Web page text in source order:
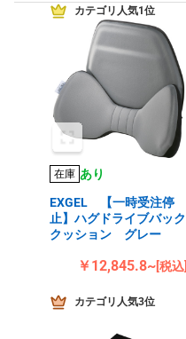
カテゴリ人気1位
在庫 あり
EXGEL 【一時受注停
止】ハグドライブバック
クッション グレー
￥12,845.8~[税込]
カテゴリ人気3位